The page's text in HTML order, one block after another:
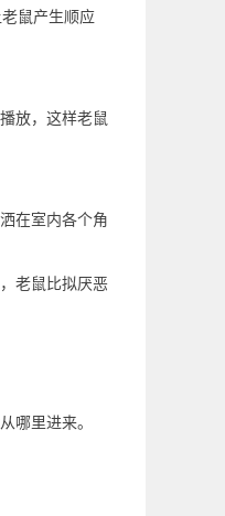
鼠产生顺应
放，这样老鼠
在室内各个角
老鼠比拟厌恶
哪里进来。